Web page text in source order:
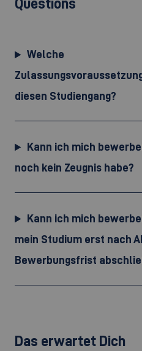
Questions
Welche
diesen Studiengang?
Kann ich mich
noch kein Zeugnis habe?
Kann ich mich
mein Studium erst nach
Bewerbungsfrist
Das erwartet Dich